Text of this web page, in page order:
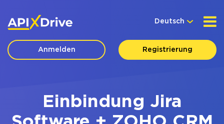
Deutsch
Anmelden Registrierung
Einbindung Jira